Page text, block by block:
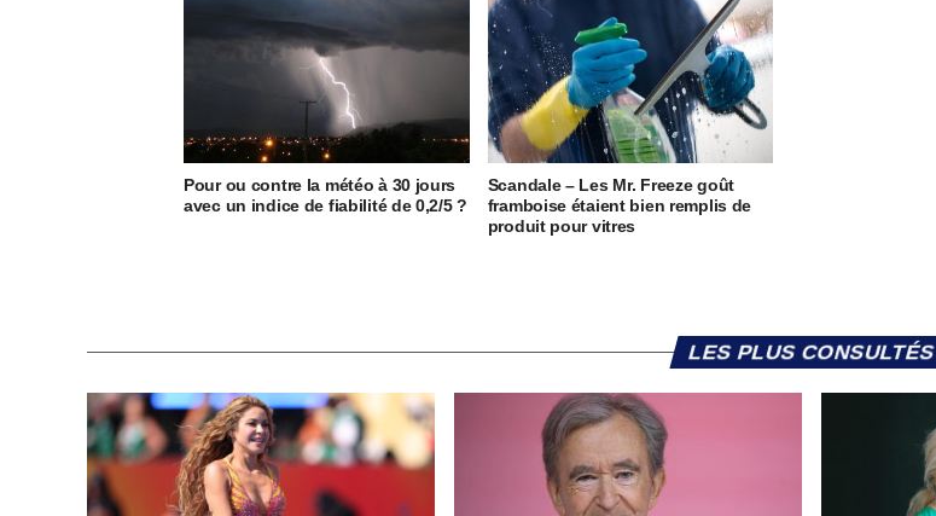
Pour ou contre la météo à 30 jours
avec un indice de fiabilité de 0,2/5 ?
Scandale – Les Mr. Freeze goût
framboise étaient bien remplis de
produit pour vitres
LES PLUS CONSULTÉS